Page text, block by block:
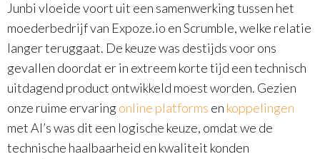
Junbi vloeide voort uit een samenwerking tussen het
moederbedrijf van Expoze.io en Scrumble, welke relatie
langer teruggaat. De keuze was destijds voor ons
gevallen doordat er in extreem korte tijd een technisch
uitdagend product ontwikkeld moest worden. Gezien
onze ruime ervaringonline platforms en koppelingen
met AI’s was dit een logische keuze, omdat we de
technische haalbaarheid en kwaliteit konden